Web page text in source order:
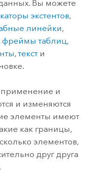
Вы можете
экстентов,
линейки,
фреймы таблиц,
, тексти
и
и изменяются
элементы имеют
как границы,
элементов,
друг друга
.